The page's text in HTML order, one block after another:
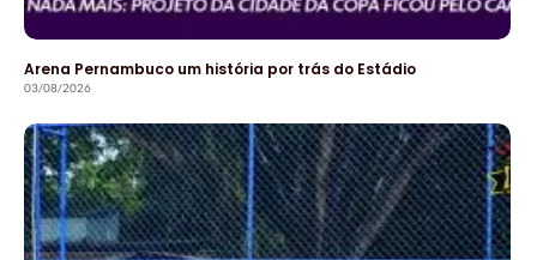
Arena Pernambuco um história por trás do Estádio
03/08/2026